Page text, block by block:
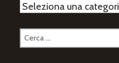
Categorie
Ricerca
per: